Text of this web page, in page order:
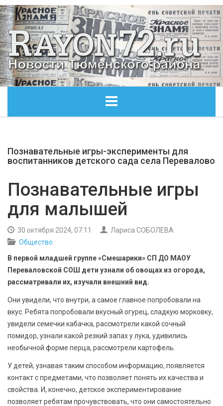
ОБЩЕСТВО
КУЛЬТУРА
БЕЗОПАСНОСТЬ
СПОРТ
Познавательные игры-эксперименты для
воспитанников детского сада села Перевалово
Познавательные игры
для малышей
30 октября 2024, 07:11
Лариса СОБОЛЕВА
Общество
В первой младшей группе «Смешарики» СП ДО МАОУ
Переваловской СОШ дети узнали об овощах из огорода,
рассматривали их, изучали внешний вид.
Они увидели, что внутри, а самое главное попробовали на
вкус. Ребята попробовали вкусный огурец, сладкую морковку,
увидели семечки кабачка, рассмотрели какой сочный
помидор, узнали какой резкий запах у лука, удивились
необычной форме перца, рассмотрели картофель.
У детей, узнавая таким способом информацию, появляется
контакт с предметами, что позволяет понять их качества и
свойства. И, конечно, детское экспериментирование
позволяет ребятам прочувствовать, что они самостоятельно